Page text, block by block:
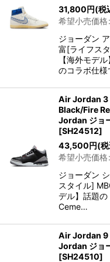
31,800円(税
希望小売価格:
ジョーダン
富[ライフス
【海外モデ
のコラボ仕
Air Jordan 3
Black/Fire
Jordan ジョ
[SH24512]
43,500円(
希望小売価格:
ジョーダン
スタイル]
デル】話題
Ceme…
Air Jordan
Jordan ジョ
[SH24510]